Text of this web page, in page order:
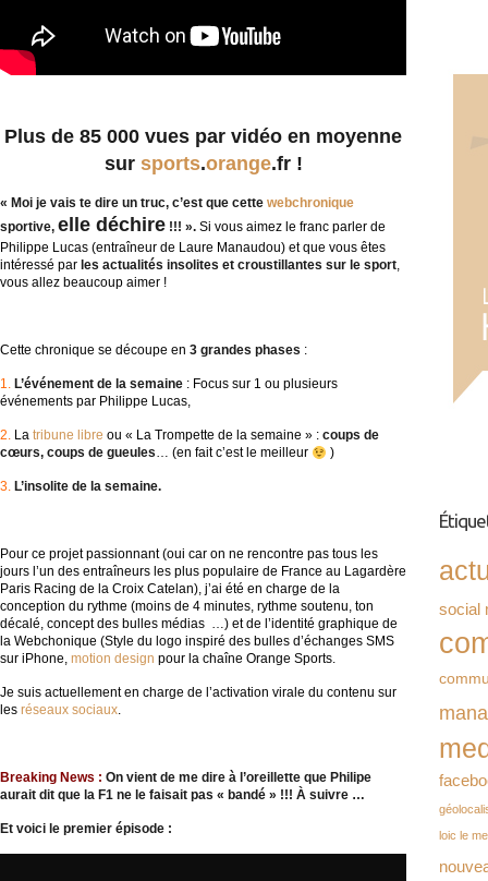
social
loic le
Plus de 85 000 vues par vidéo en moyenne
sur sports.orange.fr !
« Moi je vais te dire un truc, c’est que cette webchronique
sportive, elle déchire !!! ». Si vous aimez le franc parler de
Philippe Lucas (entraîneur de Laure Manaudou) et que vous êtes
intéressé par les actualités insolites et croustillantes sur le sport,
vous allez beaucoup aimer !
Cette chronique se découpe en 3 grandes phases :
1. L’événement de la semaine : Focus sur 1 ou plusieurs
événements par Philippe Lucas,
2. La tribune libre ou « La Trompette de la semaine » : coups de
cœurs, coups de gueules… (en fait c’est le meilleur )
3. L’insolite de la semaine.
Pour ce projet passionnant (oui car on ne rencontre pas tous les
jours l’un des entraîneurs les plus populaire de France au Lagardère
Paris Racing de la Croix Catelan), j’ai été en charge de la
conception du rythme (moins de 4 minutes, rythme soutenu, ton
décalé, concept des bulles médias …) et de l’identité graphique de
la Webchonique (Style du logo inspiré des bulles d’échanges SMS
sur iPhone, motion design pour la chaîne Orange Sports.
Je suis actuellement en charge de l’activation virale du contenu sur
les réseaux sociaux.
Breaking News : On vient de me dire à l’oreillette que Philipe
aurait dit que la F1 ne le faisait pas « bandé » !!! À suivre …
Et voici le premier épisode :